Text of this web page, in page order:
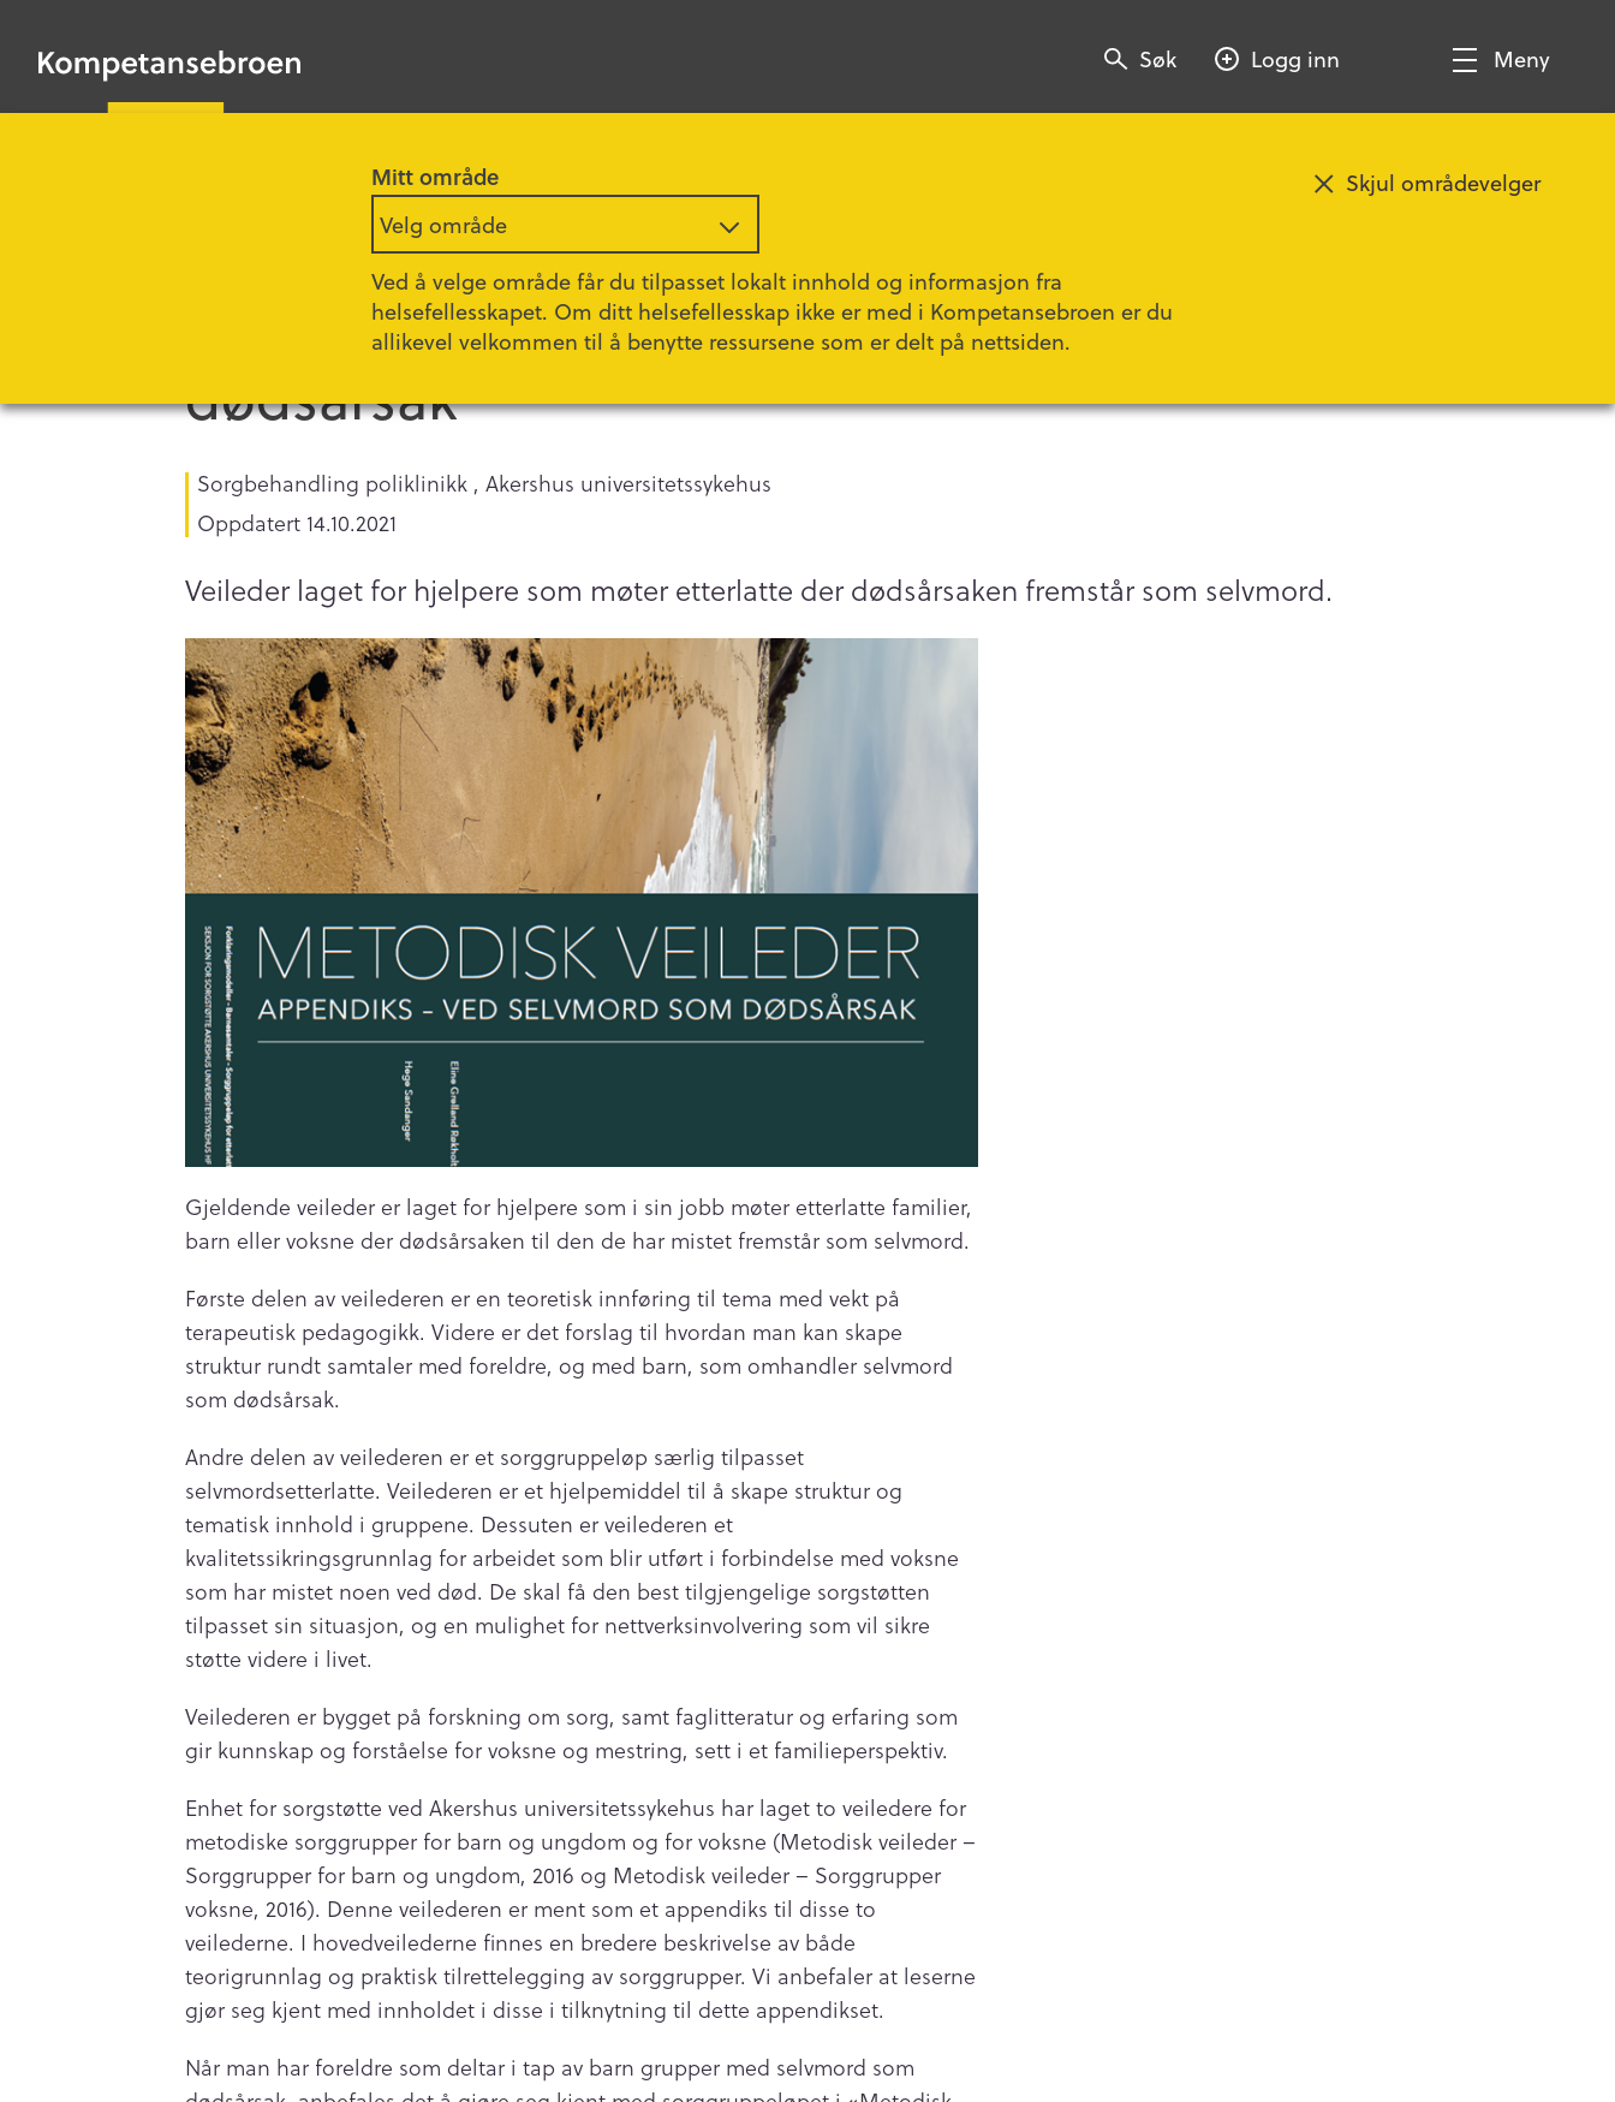
Mitt område
Velg område
Ved å velge område får du tilpasset lokalt innhold og informasjon fra
helsefellesskapet. Om ditt helsefellesskap ikke er med i Kompetansebroen er du
allikevel velkommen til å benytte ressursene som er delt på nettsiden.
Skjul områdevelger
HOVEDINNHOLD
Kompetansebroen Søk
Søk Søk Logg inn
Vis/SkjulMeny
Metodisk veileder ved selvmord som
dødsårsak
Sorgbehandling poliklinikk , Akershus universitetssykehus
Oppdatert 14.10.2021
Veileder laget for hjelpere som møter etterlatte der dødsårsaken fremstår som selvmord.
Gjeldende veileder er laget for hjelpere som i sin jobb møter etterlatte familier,
barn eller voksne der dødsårsaken til den de har mistet fremstår som selvmord.
Første delen av veilederen er en teoretisk innføring til tema med vekt på
terapeutisk pedagogikk. Videre er det forslag til hvordan man kan skape
struktur rundt samtaler med foreldre, og med barn, som omhandler selvmord
som dødsårsak.
Andre delen av veilederen er et sorggruppeløp særlig tilpasset
selvmordsetterlatte. Veilederen er et hjelpemiddel til å skape struktur og
tematisk innhold i gruppene. Dessuten er veilederen et
kvalitetssikringsgrunnlag for arbeidet som blir utført i forbindelse med voksne
som har mistet noen ved død. De skal få den best tilgjengelige sorgstøtten
tilpasset sin situasjon, og en mulighet for nettverksinvolvering som vil sikre
støtte videre i livet.
Veilederen er bygget på forskning om sorg, samt faglitteratur og erfaring som
gir kunnskap og forståelse for voksne og mestring, sett i et familieperspektiv.
Enhet for sorgstøtte ved Akershus universitetssykehus har laget to veiledere for
metodiske sorggrupper for barn og ungdom og for voksne (Metodisk veileder –
Sorggrupper for barn og ungdom, 2016 og Metodisk veileder – Sorggrupper
voksne, 2016). Denne veilederen er ment som et appendiks til disse to
veilederne. I hovedveilederne finnes en bredere beskrivelse av både
teorigrunnlag og praktisk tilrettelegging av sorggrupper. Vi anbefaler at leserne
gjør seg kjent med innholdet i disse i tilknytning til dette appendikset.
Når man har foreldre som deltar i tap av barn grupper med selvmord som